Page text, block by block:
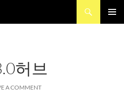
허브
A COMMENT